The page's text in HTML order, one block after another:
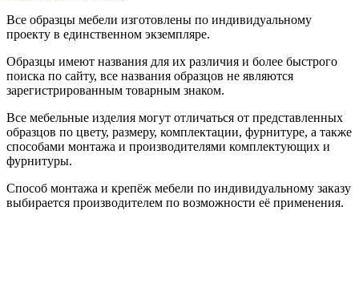
Все образцы мебели изготовлены по индивидуальному
проекту в единственном экземпляре.
Образцы имеют названия для их различия и более быстрого
поиска по сайту, все названия образцов не являются
зарегистрированным товарным знаком.
Все мебельные изделия могут отличаться от представленных
образцов по цвету, размеру, комплектации, фурнитуре, а также
способами монтажа и производителями комплектующих и
фурнитуры.
Способ монтажа и крепёж мебели по индивидуальному заказу
выбирается производителем по возможности её применения.